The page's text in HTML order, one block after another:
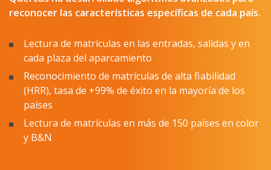
Lectura de matrículas en las entradas, salidas y en
cada plaza del aparcamiento
Reconocimiento de matrículas de alta fiabilidad
(HRR), tasa de +99% de éxito en la mayoría de los
países
Lectura de matrículas en más de 150 países en color
y B&N